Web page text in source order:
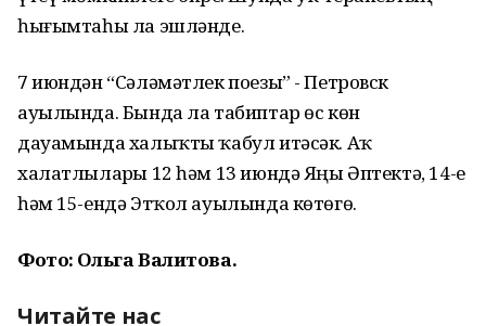
һығымтаһы ла эшләнде.
7 июндән “Сәләмәтлек поезы” - Петровск
ауылында. Бында ла табиптар өс көн
дауамында халыҡты ҡабул итәсәк. Аҡ
халатлыларҙы 12 һәм 13 июндә Яңы Әптектә, 14-е
һәм 15-ендә Этҡол ауылында көтөгөҙ.
Фото: Ольга Валитова.
Читайте нас